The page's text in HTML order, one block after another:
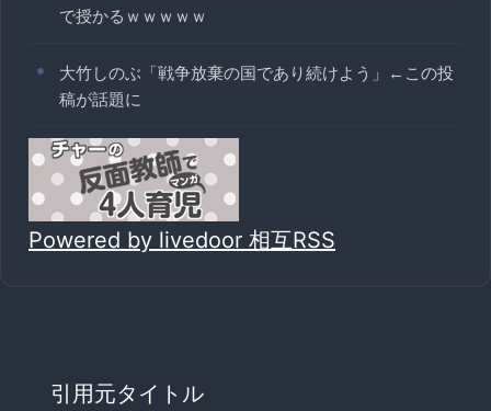
で授かるｗｗｗｗｗ
大竹しのぶ「戦争放棄の国であり続けよう」←この投
稿が話題に
Powered by livedoor 相互RSS
引用元タイトル